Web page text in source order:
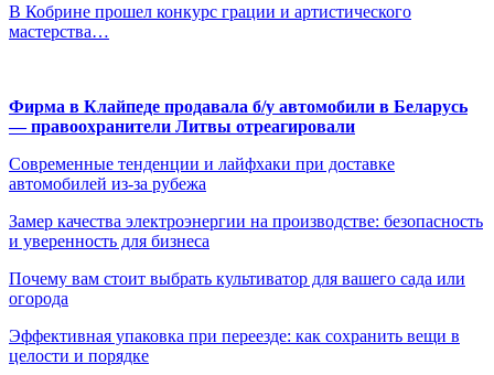
В Кобрине прошел конкурс грации и артистического
мастерства…
Фирма в Клайпеде продавала б/у автомобили в Беларусь
— правоохранители Литвы отреагировали
Современные тенденции и лайфхаки при доставке
автомобилей из-за рубежа
Замер качества электроэнергии на производстве: безопасность
и уверенность для бизнеса
Почему вам стоит выбрать культиватор для вашего сада или
огорода
Эффективная упаковка при переезде: как сохранить вещи в
целости и порядке